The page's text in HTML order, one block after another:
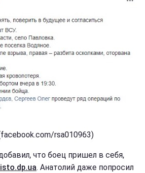
rsa010963)
что боец пришел в себя,
. Анатолий даже попросил